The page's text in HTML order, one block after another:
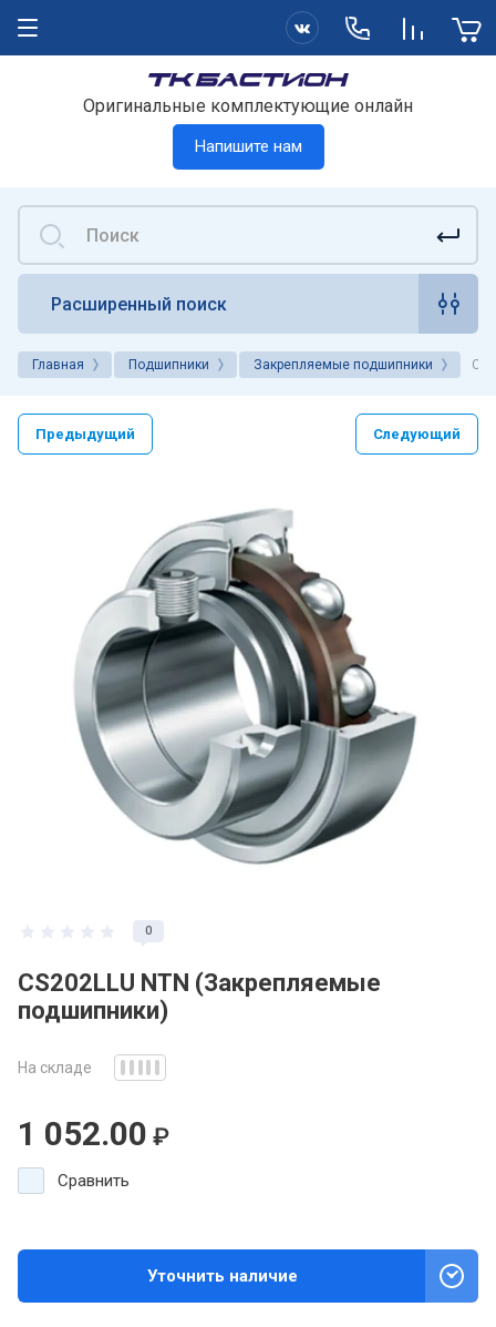
Оригинальные комплектующие онлайн
Напишите нам
Расширенный поиск
Главная Подшипники Закрепляемые подшипники
Предыдущий Следующий
0
CS202LLU NTN (Закрепляемые
подшипники)
На складе
1 052.00 ₽
Сравнить
Уточнить наличие